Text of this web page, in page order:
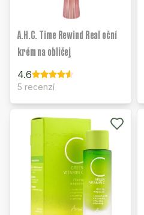
A.H.C. Time Rewind Real oční
krém na obličej
4.6
5 recenzí